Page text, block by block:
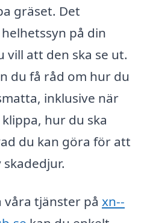
gräset. Det
på din
att den ska se ut.
du få råd om hur du
inklusive när
hur du ska
du kan göra för att
våra tjänster på xn--